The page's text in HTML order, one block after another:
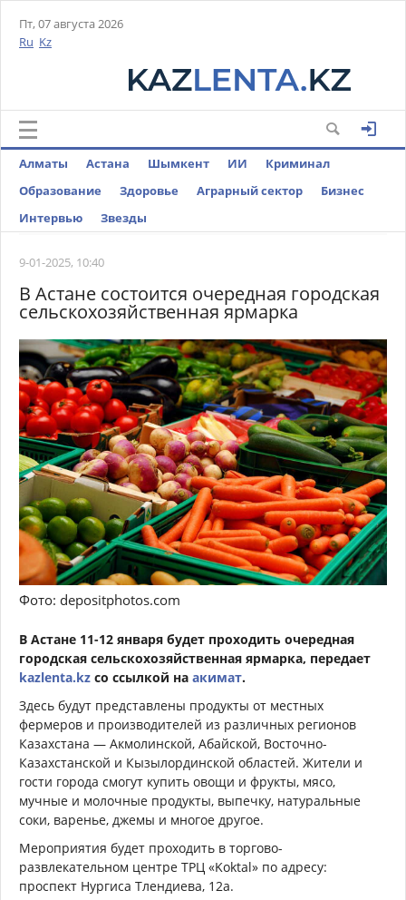
Пт, 07 августа 2026
Ru Kz
Алматы Астана Шымкент ИИ
Криминал
Образование
Здоровье Аграрный сектор
Бизнес
Интервью
Звезды
9-01-2025, 10:40
В Астане состоится очередная городская
сельскохозяйственная ярмарка
Фото: depositphotos.com
В Астане 11-12 января будет проходить очередная
городская сельскохозяйственная ярмарка, передает
kazlenta.kz со ссылкой на акимат.
Здесь будут представлены продукты от местных
фермеров и производителей из различных регионов
Казахстана — Акмолинской, Абайской, Восточно-
Казахстанской и Кызылординской областей. Жители и
гости города смогут купить овощи и фрукты, мясо,
мучные и молочные продукты, выпечку, натуральные
соки, варенье, джемы и многое другое.
Мероприятия будет проходить в торгово-
развлекательном центре ТРЦ «Koktal» по адресу:
проспект Нургиса Тлендиева, 12а.